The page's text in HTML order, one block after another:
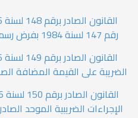
رقم 147 لسنة 1984 بفرض رسم تنمية الموارد المالية للدولة
الضريبة على القيمة المضافة الصادر
الإجراءات الضريبية الموحد الصادر